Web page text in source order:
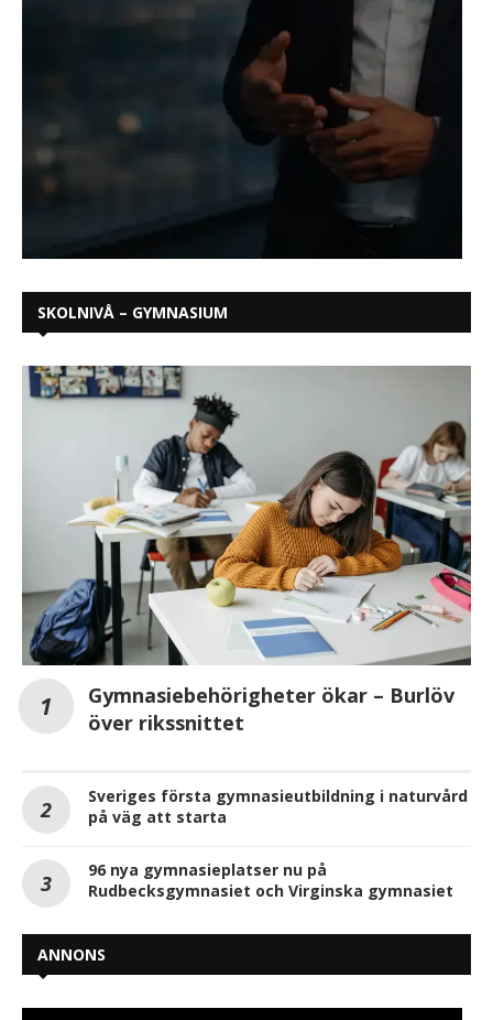
SKOLNIVÅ – GYMNASIUM
Gymnasiebehörigheter ökar – Burlöv
över rikssnittet
Sveriges första gymnasieutbildning i naturvård
på väg att starta
96 nya gymnasieplatser nu på
Rudbecksgymnasiet och Virginska gymnasiet
ANNONS